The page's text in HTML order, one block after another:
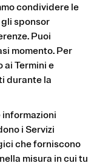
condividere le
sponsor
Puoi
momento. Per
Termini e
durante la
i Servizi
che forniscono
misura in cui tu